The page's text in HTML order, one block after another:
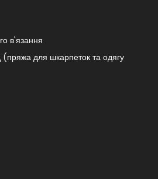
в'язання
(пряжа для шкарпеток та одягу